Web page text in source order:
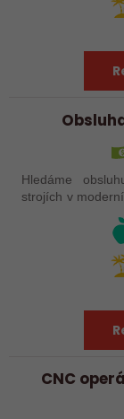
Hledáme
strojích v
CNC